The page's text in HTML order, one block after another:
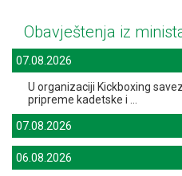
Obavještenja iz
07.08.2026
U organizaciji Kickboxing
pripreme kadetske i ...
07.08.2026
06.08.2026